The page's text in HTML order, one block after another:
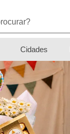
Cidades